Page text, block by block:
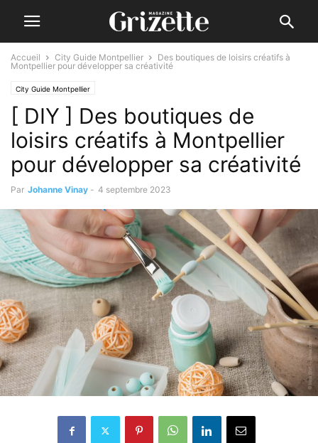
Accueil City Guide Montpellier
Des boutiques de loisirs créatifs à
Montpellier pour développer sa créativité
City Guide Montpellier
[ DIY ] Des boutiques de
loisirs créatifs à Montpellier
pour développer sa créativité
Par Johanne Vinay - 4 septembre 2023